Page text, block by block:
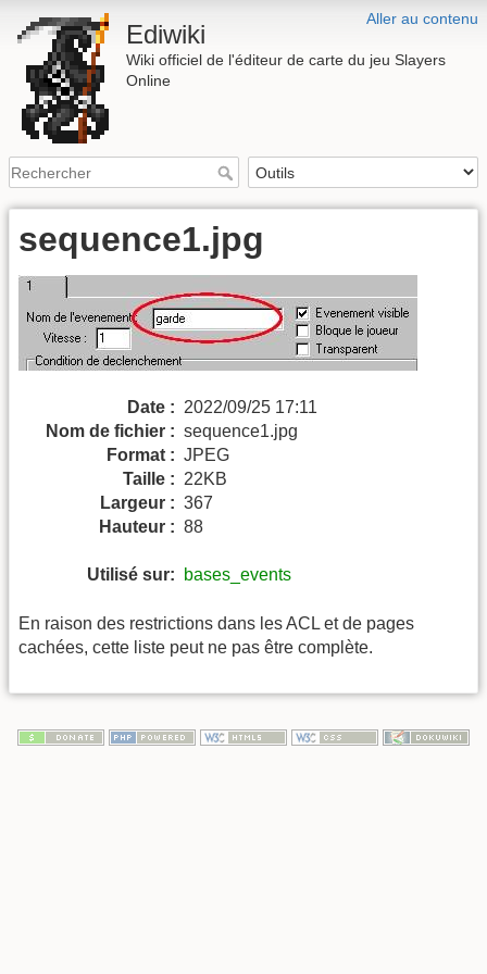
Aller au contenu
Ediwiki
Wiki officiel de l'éditeur de carte du jeu Slayers
Online
sequence1.jpg
Date : 2022/09/25 17:11
Nom de fichier : sequence1.jpg
Format : JPEG
Taille : 22KB
Largeur : 367
Hauteur : 88
Utilisé sur: bases_events
En raison des restrictions dans les ACL et de pages
cachées, cette liste peut ne pas être complète.